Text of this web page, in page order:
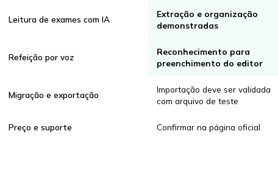
Leitura de exames com IA
Extração e organização
demonstradas
Refeição por voz
Reconhecimento para
preenchimento do editor
Migração e exportação
Importação deve ser validada
com arquivo de teste
Preço e suporte Confirmar na página oficial